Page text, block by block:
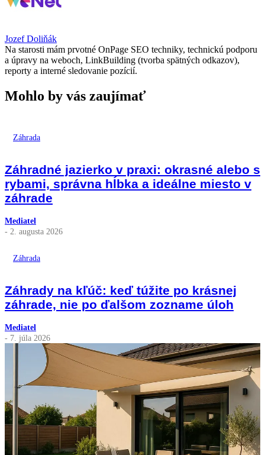
Jozef Doliňák
Na starosti mám prvotné OnPage SEO techniky, technickú podporu
a úpravy na weboch, LinkBuilding (tvorba spätných odkazov),
reporty a interné sledovanie pozícií.
Mohlo by vás zaujímať
Záhrada
Záhradné jazierko v praxi: okrasné alebo s
rybami, správna hĺbka a ideálne miesto v
záhrade
Mediatel
- 2. augusta 2026
Záhrada
Záhrady na kľúč: keď túžite po krásnej
záhrade, nie po ďalšom zozname úloh
Mediatel
- 7. júla 2026